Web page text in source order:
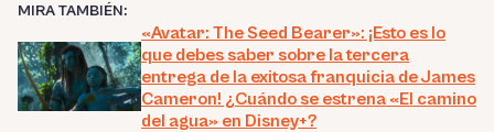
MIRA TAMBIÉN:
«Avatar: The Seed Bearer»: ¡Esto es lo
que debes saber sobre la tercera
entrega de la exitosa franquicia de James
Cameron! ¿Cuándo se estrena «El camino
del agua» en Disney+?